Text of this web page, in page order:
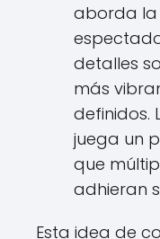
aborda la
detalles
más
definidos.
juega un
que
adhieran
Esta idea de